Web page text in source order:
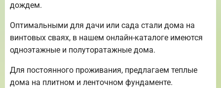
дождем.
Оптимальными для дачи или сада стали дома на
винтовых сваях, в нашем онлайн-каталоге имеются
одноэтажные и полуторатажные дома.
Для постоянного проживания, предлагаем теплые
дома на плитном и ленточном фундаменте.